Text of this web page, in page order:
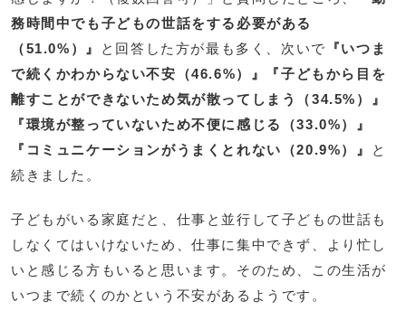
務時間中でも子どもの世話をする必要がある
（51.0%）』
と回答した方が最も多く、次いで
『いつま
で続くかわからない不安（46.6%）』『子どもから目を
離すことができないため気が散ってしまう（34.5%）』
『環境が整っていないため不便に感じる（33.0%）』
『コミュニケーションがうまくとれない（20.9%）』
と
続きました。
子どもがいる家庭だと、仕事と並行して子どもの世話も
しなくてはいけないため、仕事に集中できず、より忙し
いと感じる方もいると思います。そのため、この生活が
いつまで続くのかという不安があるようです。